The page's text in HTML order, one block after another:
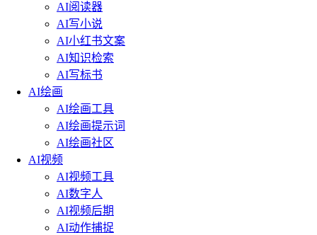
AI阅读器
AI写小说
AI小红书文案
AI知识检索
AI写标书
AI绘画
AI绘画工具
AI绘画提示词
AI绘画社区
AI视频
AI视频工具
AI数字人
AI视频后期
AI动作捕捉